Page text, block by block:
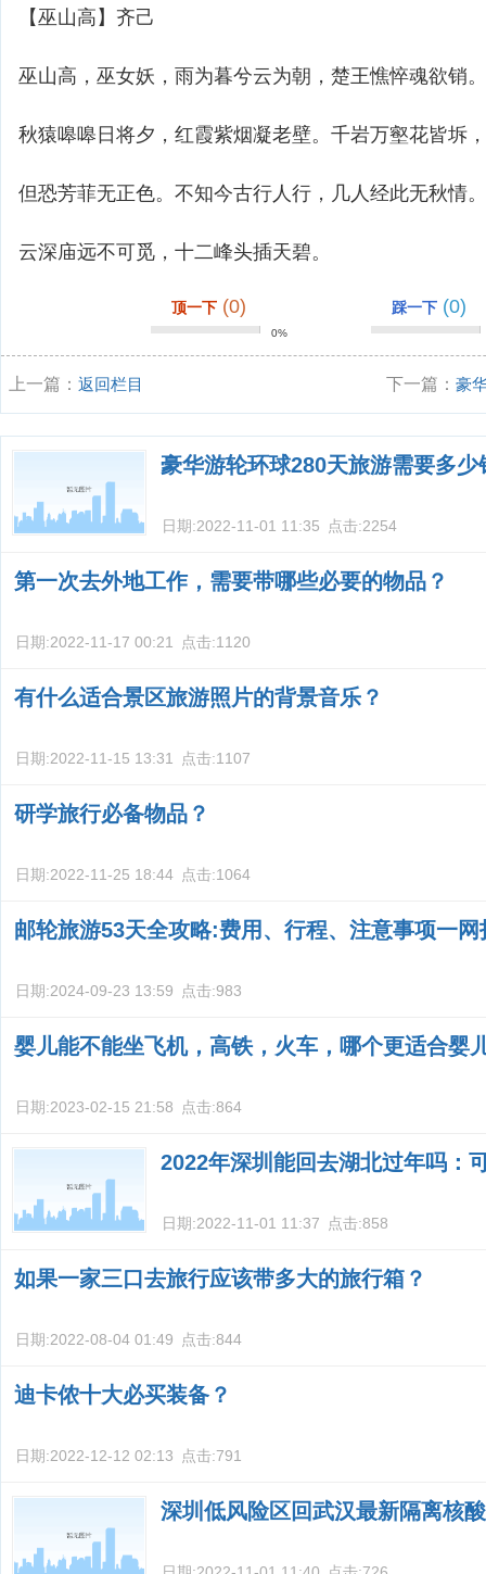
【巫山高】齐己
巫山高，巫女妖，雨为暮兮云为朝，楚王憔悴魂欲销。
秋猿嗥嗥日将夕，红霞紫烟凝老壁。千岩万壑花皆坼，
但恐芳菲无正色。不知今古行人行，几人经此无秋情。
云深庙远不可觅，十二峰头插天碧。
顶一下 (0)
0%
踩一下 (0)
上一篇： 返回栏目 下一篇：豪
豪华游轮环球280天旅游需要多少
日期:2022-11-01 11:35 点击:2254
第一次去外地工作，需要带哪些必要的物品？
日期:2022-11-17 00:21 点击:1120
有什么适合景区旅游照片的背景音乐？
日期:2022-11-15 13:31 点击:1107
研学旅行必备物品？
日期:2022-11-25 18:44 点击:1064
邮轮旅游53天全攻略:费用、行程、注意事项一网
日期:2024-09-23 13:59 点击:983
婴儿能不能坐飞机，高铁，火车，哪个更适合婴
日期:2023-02-15 21:58 点击:864
2022年深圳能回去湖北过年吗：
日期:2022-11-01 11:37 点击:858
如果一家三口去旅行应该带多大的旅行箱？
日期:2022-08-04 01:49 点击:844
迪卡侬十大必买装备？
日期:2022-12-12 02:13 点击:791
深圳低风险区回武汉最新隔离核